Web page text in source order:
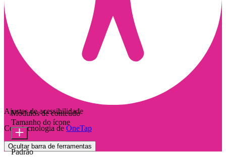
Ajustes de acessibilidade
Com tecnologia de OneTap
Ocultar barra de ferramentas
Módulos de conteúdo
Tamanho do ícone
Padrão